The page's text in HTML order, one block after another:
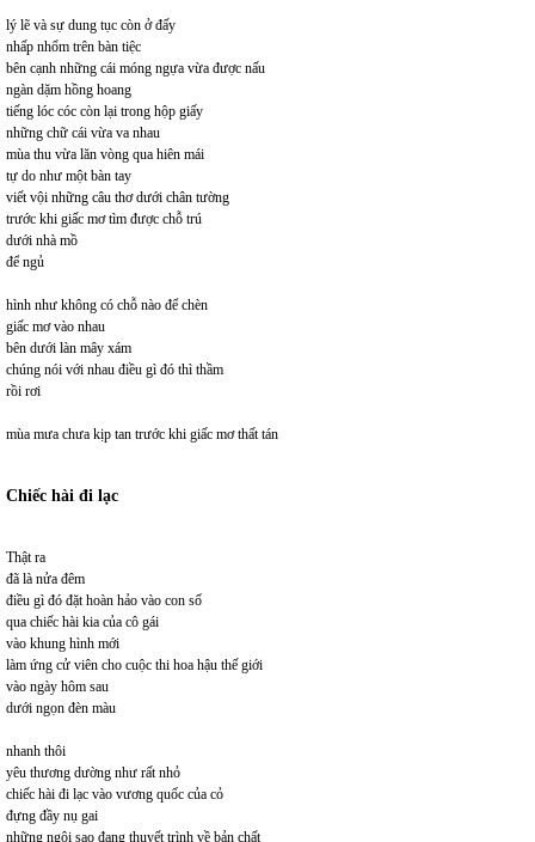
lý lẽ và sự dung tục còn ở đấy
nhấp nhổm trên bàn tiệc
bên cạnh những cái móng ngựa vừa được nấu
ngàn dặm hồng hoang
tiếng lóc cóc còn lại trong hộp giấy
những chữ cái vừa va nhau
mùa thu vừa lăn vòng qua hiên mái
tự do như một bàn tay
viết vội những câu thơ dưới chân tường
trước khi giấc mơ tìm được chỗ trú
dưới nhà mồ
để ngủ
hình như không có chỗ nào để chèn
giấc mơ vào nhau
bên dưới làn mây xám
chúng nói với nhau điều gì đó thì thầm
rồi rơi
mùa mưa chưa kịp tan trước khi giấc mơ thất tán
Chiếc hài đi lạc
Thật ra
đã là nửa đêm
điều gì đó đặt hoàn hảo vào con số
qua chiếc hài kia của cô gái
vào khung hình mới
làm ứng cử viên cho cuộc thi hoa hậu thế giới
vào ngày hôm sau
dưới ngọn đèn màu
nhanh thôi
yêu thương dường như rất nhỏ
chiếc hài đi lạc vào vương quốc của cỏ
đựng đầy nụ gai
những ngôi sao đang thuyết trình về bản chất